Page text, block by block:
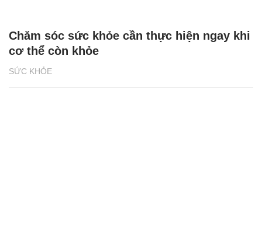
SỨC KHỎE
Chăm sóc sức khỏe cần thực hiện ngay khi
cơ thể còn khỏe